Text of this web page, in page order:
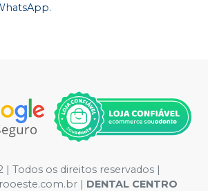
Todos os direitos reservados |
| DENTAL CENTRO